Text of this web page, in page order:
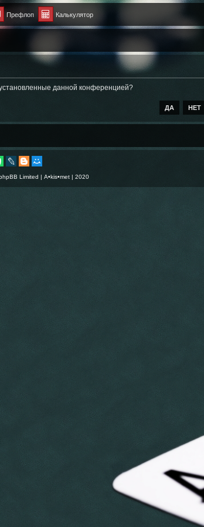
Префлоп Калькулятор
данной конференцией?
Limited | A•kis•met | 2020